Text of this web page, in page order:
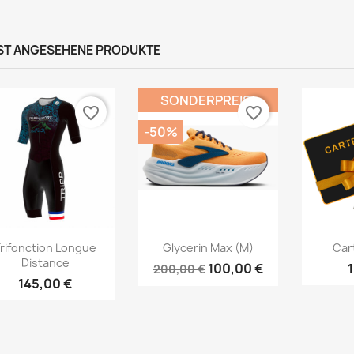
ANGESEHENE PRODUKTE
Vorschau
Longue
Distance
145,00 €
favorite_border
Vorschau
Glycerin Max (M)
200,00 € 100,00 €
SONDERPREIS!
-50%
favorite_border
